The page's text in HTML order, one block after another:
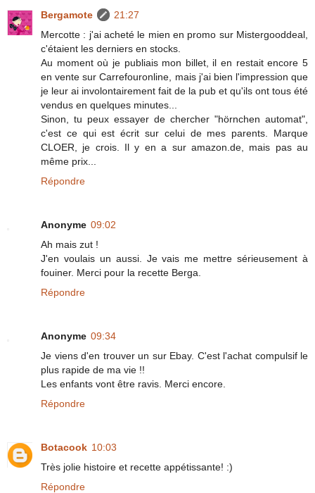
Bergamote
21:27
Mercotte : j'ai acheté le mien en promo sur Mistergooddeal,
c'étaient les derniers en stocks.
Au moment où je publiais mon billet, il en restait encore 5
en vente sur Carrefouronline, mais j'ai bien l'impression que
je leur ai involontairement fait de la pub et qu'ils ont tous été
vendus en quelques minutes...
Sinon, tu peux essayer de chercher "hörnchen automat",
c'est ce qui est écrit sur celui de mes parents. Marque
CLOER, je crois. Il y en a sur amazon.de, mais pas au
même prix...
Répondre
Anonyme 09:02
Ah mais zut !
J'en voulais un aussi. Je vais me mettre sérieusement à
fouiner. Merci pour la recette Berga.
Répondre
Anonyme 09:34
Je viens d'en trouver un sur Ebay. C'est l'achat compulsif le
plus rapide de ma vie !!
Les enfants vont être ravis. Merci encore.
Répondre
Botacook 10:03
Très jolie histoire et recette appétissante! :)
Répondre